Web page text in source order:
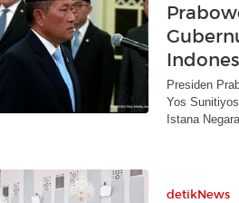
Presiden
Yos
Istana
detikNews